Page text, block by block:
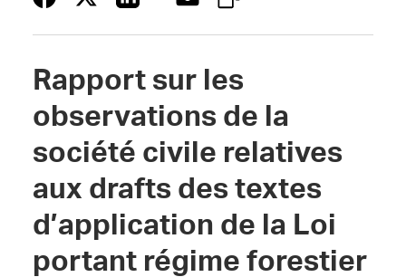
Rapport sur les
observations de la
société civile relatives
aux drafts des textes
d’application de la Loi
portant régime forestier